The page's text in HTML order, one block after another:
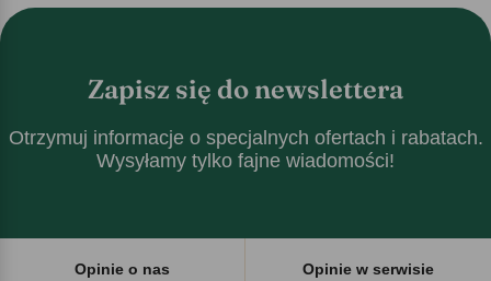
Zapisz się do newslettera
Otrzymuj informacje o specjalnych ofertach i rabatach.
Wysyłamy tylko fajne wiadomości!
Opinie o nas Opinie w serwisie